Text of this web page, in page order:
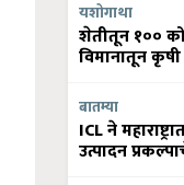
यशोगाथा
शेतीतून १००
विमानातून कृषी
बातम्या
ICL ने
उत्पादन